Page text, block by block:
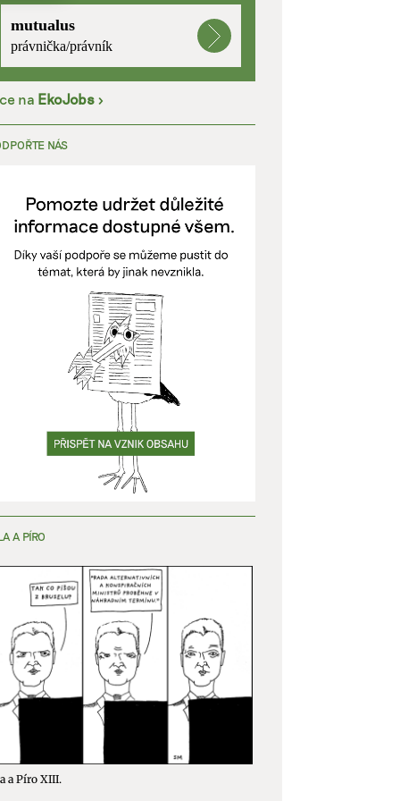
aktivní
mutualus
právnička/právník
na EkoJobs >
NÁS
A PÍRO
a Píro XIII.